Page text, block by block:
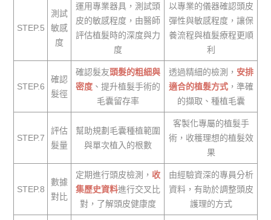
STEP.5
測試
敏感
度
運用專業器具，測試頭
皮的敏感程度，由醫師
評估植髮時的深度與力
度
以專業的儀器確認頭皮
彈性與敏感程度，讓保
養流程與植髮療程更順
利
STEP.6
確認
髮徑
確認髮友頭髮的粗細與
密度、提升植髮手術的
毛囊留存率
透過精細的檢測， 安排
適合的植髮方式，準確
的擷取、種植毛囊
STEP.7
評估
髮量
幫助規劃毛囊種植範圍
與單次植入的根數
客製化專屬的植髮手
術，收穫理想的植髮效
果
STEP.8
數據
對比
定期進行頭皮檢測， 收
集歷史資料進行交叉比
對，了解頭皮健康度
由經驗資深的專員分析
資料，有助於調整頭皮
護理的方式